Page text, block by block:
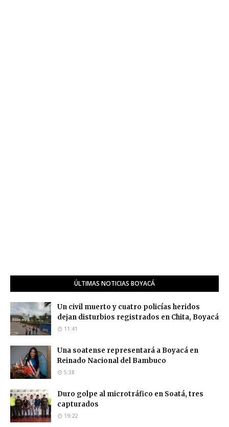
ÚLTIMAS NOTICIAS BOYACÁ
Un civil muerto y cuatro policías heridos
dejan disturbios registrados en Chita, Boyacá
11:41
Una soatense representará a Boyacá en
Reinado Nacional del Bambuco
5:38
Duro golpe al microtráfico en Soatá, tres
capturados
19:22